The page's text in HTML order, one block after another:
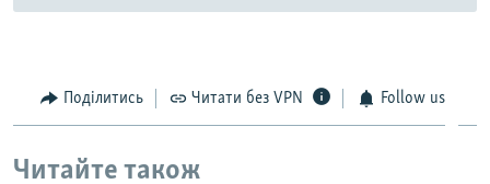
Поділитись Читати без VPN Follow us
Читайте також